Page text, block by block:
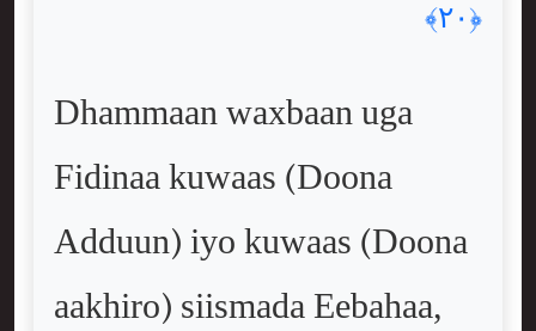
﴿٢٠﴾
Dhammaan waxbaan uga
Fidinaa kuwaas (Doona
Adduun) iyo kuwaas (Doona
aakhiro) siismada Eebahaa,